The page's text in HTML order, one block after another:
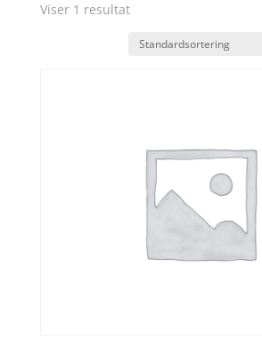
Viser 1 resultat